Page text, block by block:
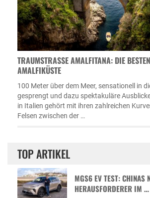
TRAUMSTRASSE AMALFITANA: DIE BESTEN
MALFIKÜSTE
100 Meter über dem Meer, sensationell in
gesprengt und dazu spektakuläre
in Italien gehört mit ihren zahlreichen
Felsen zwischen der …
TOP ARTIKEL
MGS6 EV TEST: CHINAS
HERAUSFORDERER IM …